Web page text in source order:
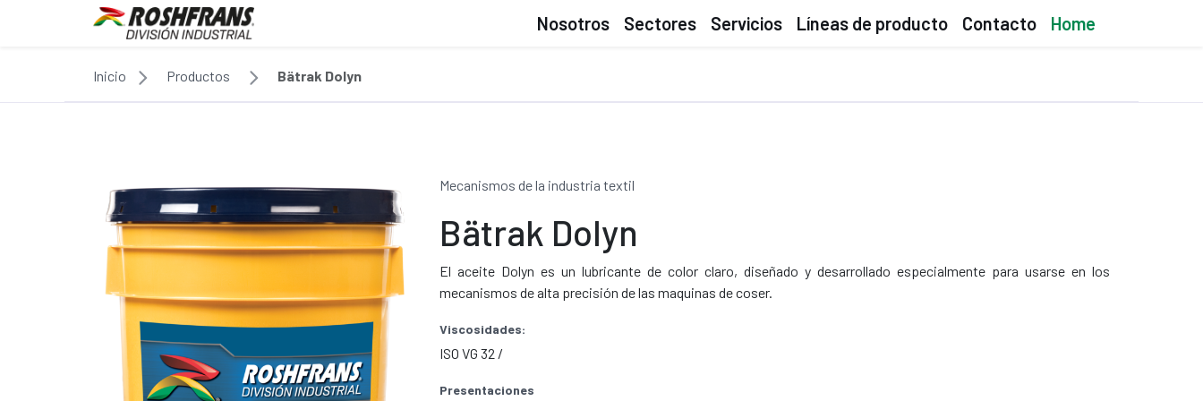
Nosotros Sectores Servicios Líneas de producto Contacto Home
Inicio Productos Bätrak Dolyn
Mecanismos de la industria textil
Bätrak Dolyn
El aceite Dolyn es un lubricante de color claro, diseñado y desarrollado especialmente para usarse en los
mecanismos de alta precisión de las maquinas de coser.
Viscosidades:
ISO VG 32 /
Presentaciones